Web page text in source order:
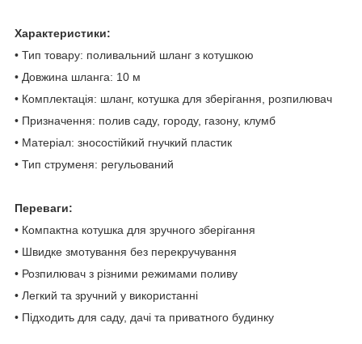
Характеристики:
• Тип товару: поливальний шланг з котушкою
• Довжина шланга: 10 м
• Комплектація: шланг, котушка для зберігання, розпилювач
• Призначення: полив саду, городу, газону, клумб
• Матеріал: зносостійкий гнучкий пластик
• Тип струменя: регульований
Переваги:
• Компактна котушка для зручного зберігання
• Швидке змотування без перекручування
• Розпилювач з різними режимами поливу
• Легкий та зручний у використанні
• Підходить для саду, дачі та приватного будинку